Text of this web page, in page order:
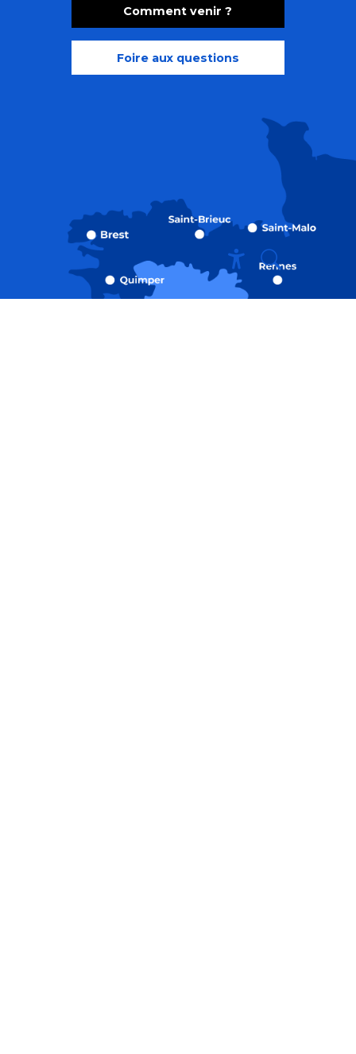
Recherche
Comment venir ?
Foire aux questions